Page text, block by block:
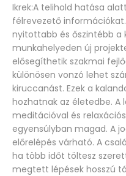
Ikrek:A telihold hatása
félrevezető
nyitottabb és őszintébb a
munkahelyeden új
elősegíthetik szakmai
különösen vonzó lehet
kiruccanást. Ezek a
hozhatnak az életedbe. A
meditációval és
egyensúlyban magad. A
előrelépés várható. A
ha több időt töltesz
megtett lépések hosszú